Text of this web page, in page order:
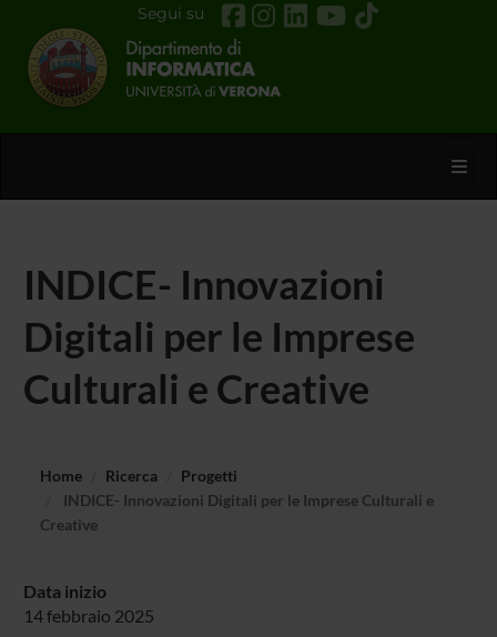
Segui su
INDICE- Innovazioni
Digitali per le Imprese
Culturali e Creative
Home Ricerca
Progetti
INDICE- Innovazioni Digitali per le Imprese Culturali e
Creative
Data inizio
14 febbraio 2025